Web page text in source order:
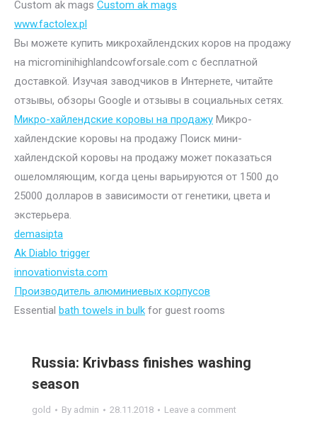
Custom ak mags Custom ak mags
www.factolex.pl
Вы можете купить микрохайлендских коров на продажу
на microminihighlandcowforsale.com с бесплатной
доставкой. Изучая заводчиков в Интернете, читайте
отзывы, обзоры Google и отзывы в социальных сетях.
Микро-хайлендские коровы на продажу Микро-
хайлендские коровы на продажу Поиск мини-
хайлендской коровы на продажу может показаться
ошеломляющим, когда цены варьируются от 1500 до
25000 долларов в зависимости от генетики, цвета и
экстерьера.
demasipta
Ak Diablo trigger
innovationvista.com
Производитель алюминиевых корпусов
Essential bath towels in bulk for guest rooms
Russia: Krivbass finishes washing
season
gold By admin 28.11.2018 Leave a comment